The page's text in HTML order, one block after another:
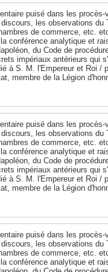
puisé dans les procès-
les observations du
de commerce, etc.
conférence analytique et
du Code de
impériaux antérieurs qui
à S. M. l'Empereur et Roi /
membre de la Légion
puisé dans les procès-
les observations du
de commerce, etc.
conférence analytique et
du Code de
impériaux antérieurs qui
à S. M. l'Empereur et Roi /
membre de la Légion
puisé dans les procès-
les observations du
de commerce, etc.
conférence analytique et